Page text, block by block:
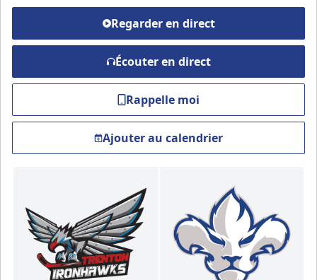
Regarder en direct
Écouter en direct
Rappelle moi
Ajouter au calendrier